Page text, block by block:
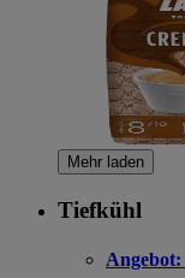
Mehr laden
Tiefkühl
Angebot: